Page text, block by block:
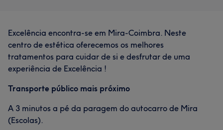
Excelência encontra-se em Mira-Coimbra. Neste
centro de estética oferecemos os melhores
tratamentos para cuidar de si e desfrutar de uma
experiência de Excelência !
Transporte público mais próximo
A 3 minutos a pé da paragem do autocarro de Mira
(Escolas).